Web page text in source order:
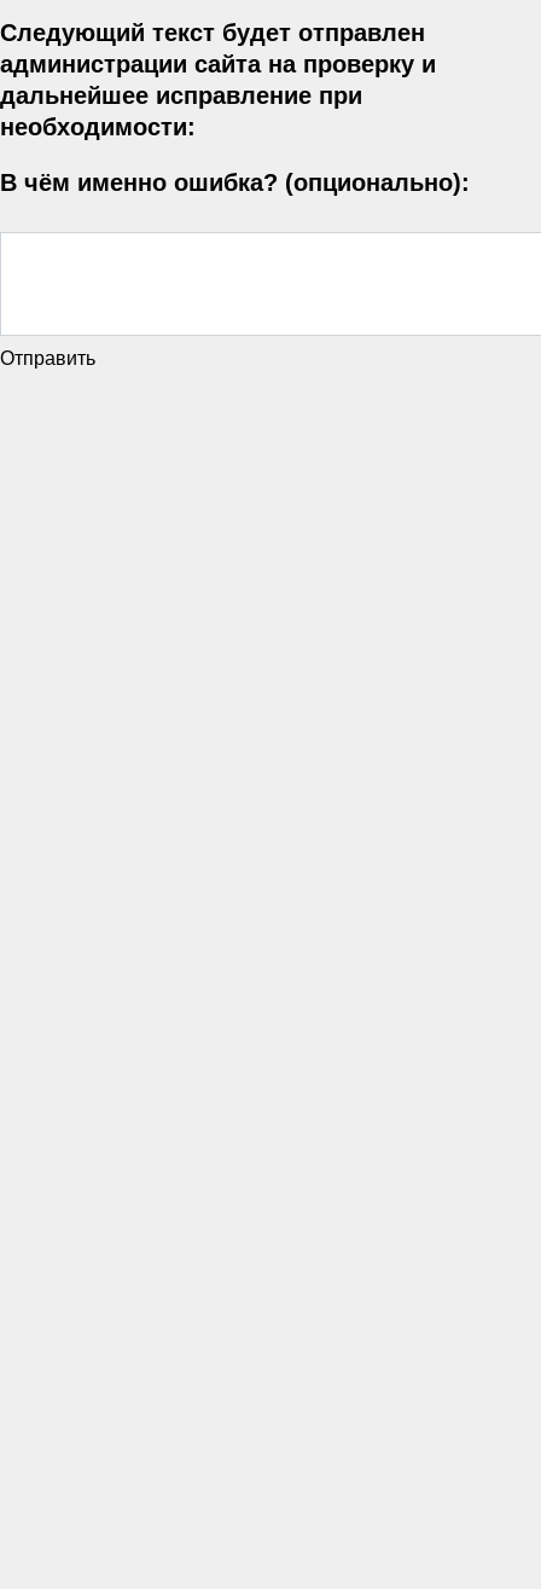
Следующий текст будет отправлен
администрации сайта на проверку и
дальнейшее исправление при
необходимости:
В чём именно ошибка? (опционально):
Отправить